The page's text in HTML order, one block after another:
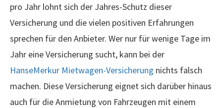
pro Jahr lohnt sich der Jahres-Schutz dieser
Versicherung und die vielen positiven Erfahrungen
sprechen für den Anbieter. Wer nur für wenige Tage im
Jahr eine Versicherung sucht, kann bei der
HanseMerkur Mietwagen-Versicherung nichts falsch
machen. Diese Versicherung eignet sich darüber hinaus
auch für die Anmietung von Fahrzeugen mit einem